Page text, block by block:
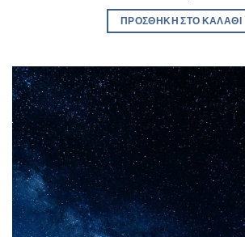
ΠΡΟΣΘΉΚΗ ΣΤΟ ΚΑΛΆΘΙ